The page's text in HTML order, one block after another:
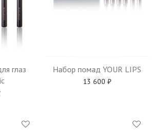
глаз
Набор помад YOUR LIPS
13 600 ₽